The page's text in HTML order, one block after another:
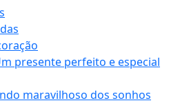
presente perfeito e especial
maravilhoso dos sonhos